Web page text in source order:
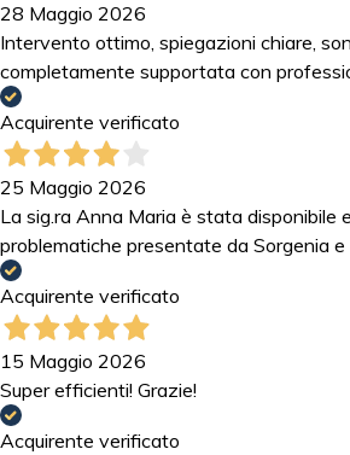
28 Maggio 2026
Intervento ottimo, spiegazioni chiare,
completamente supportata con
Acquirente verificato
25 Maggio 2026
La sig.ra Anna Maria è stata disponibile
problematiche presentate da Sorgenia e
Acquirente verificato
15 Maggio 2026
Super efficienti! Grazie!
Acquirente verificato